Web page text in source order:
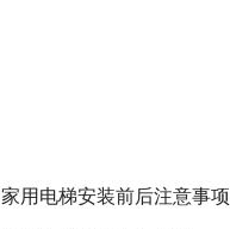
家用电梯安装前后注意事项